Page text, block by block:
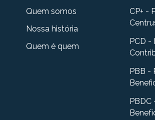
Quem somos
Nossa história
Quem é quem
CP+ -
PCD -
PBB -
PBDC